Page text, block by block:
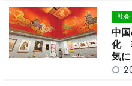
社会
中
化
気に